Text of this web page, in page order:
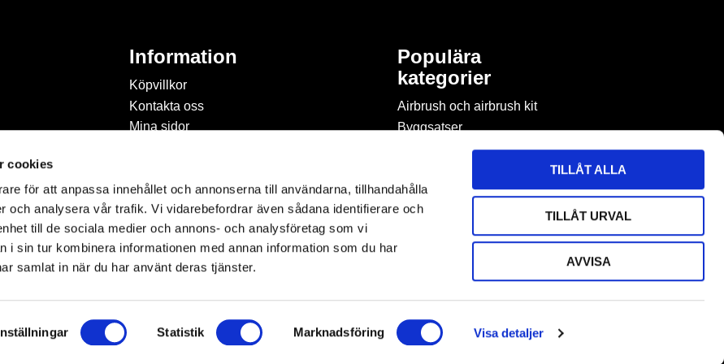
cookies
för att anpassa innehållet och annonserna till användarna, tillhandahålla
och analysera vår trafik. Vi vidarebefordrar även sådana identifierare och
till de sociala medier och annons- och analysföretag som vi
i sin tur kombinera informationen med annan information som du har
samlat in när du har använt deras tjänster.
Statistik Marknadsföring Visa detaljer
TILLÅT ALLA
TILLÅT URVAL
AVVISA
Information
Köpvillkor
Kontakta oss
Mina sidor
cookies
Inspiration & Passion
Populära
kategorier
Airbrush och airbrush kit
Byggsatser
Böcker & tidningar om
Byggmaterial
Figurspel